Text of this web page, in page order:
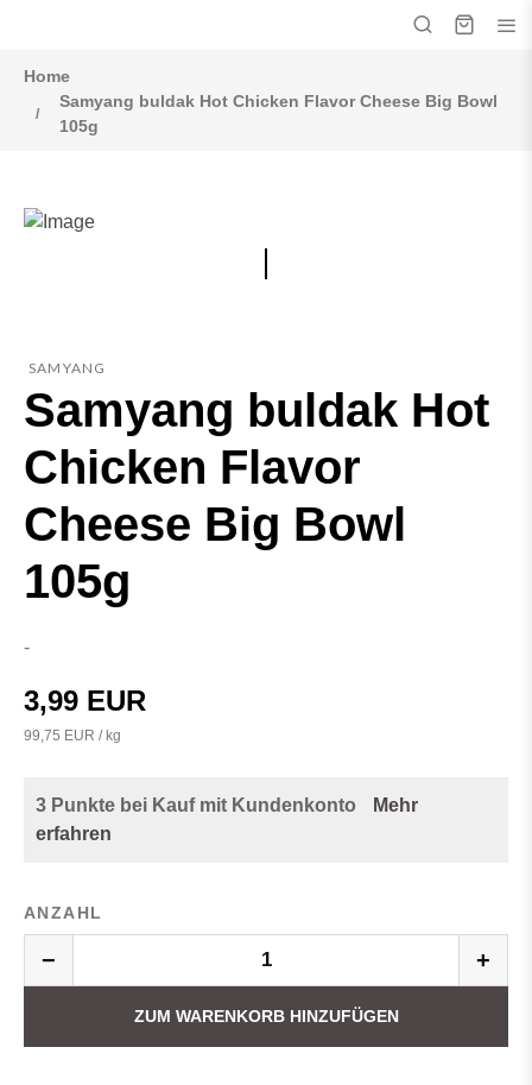
Home
Samyang buldak Hot Chicken Flavor Cheese Big Bowl
105g
SAMYANG
Samyang buldak Hot
Chicken Flavor
Cheese Big Bowl
105g
-
3,99 EUR
99,75 EUR / kg
3 Punkte bei Kauf mit Kundenkonto
Mehr
erfahren
ANZAHL
− +
ZUM WARENKORB HINZUFÜGEN